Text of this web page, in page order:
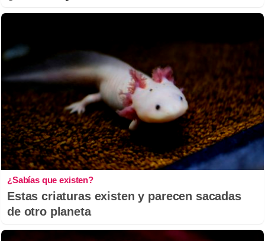
¿Sabías que existen?
Estas criaturas existen y parecen sacadas
de otro planeta